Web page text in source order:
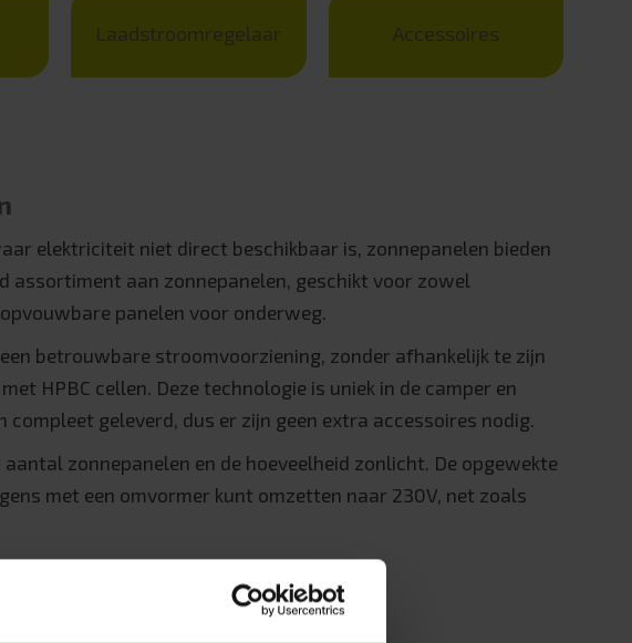
Laadstroomregelaar Accessoires
elektriciteit niet direct beschikbaar is, zonnepanelen bieden
assortiment aan zonnepanelen, geschikt voor zowel
panelen voor onderweg.
betrouwbare stroomvoorziening, zonder afhankelijk te zijn
HPBC cellen. Deze technologie is uniek in de camper en
geleverd, dus er zijn geen extra accessoires nodig.
zonnepanelen en de hoeveelheid zonlicht. De opgewekte
met een omvormer kunt omzetten naar 230V, net zoals